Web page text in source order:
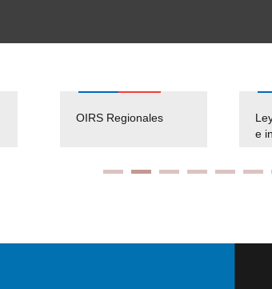
OIRS Regionales
e